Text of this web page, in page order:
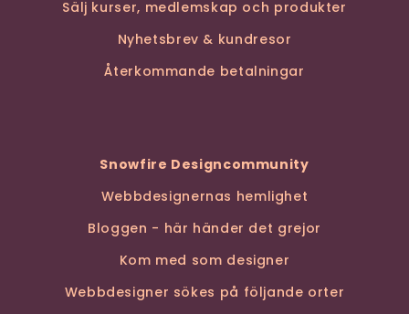
Sälj kurser, medlemskap och produkter
Nyhetsbrev & kundresor
Återkommande betalningar
Snowfire Designcommunity
Webbdesignernas hemlighet
Bloggen - här händer det grejor
Kom med som designer
Webbdesigner sökes på följande orter